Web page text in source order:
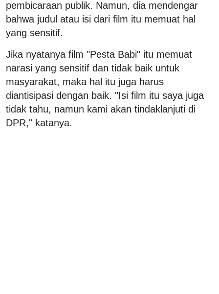
pembicaraan publik. Namun, dia mendengar
bahwa judul atau isi dari film itu memuat hal
yang sensitif.
Jika nyatanya film "Pesta Babi" itu memuat
narasi yang sensitif dan tidak baik untuk
masyarakat, maka hal itu juga harus
diantisipasi dengan baik. "Isi film itu saya juga
tidak tahu, namun kami akan tindaklanjuti di
DPR," katanya.